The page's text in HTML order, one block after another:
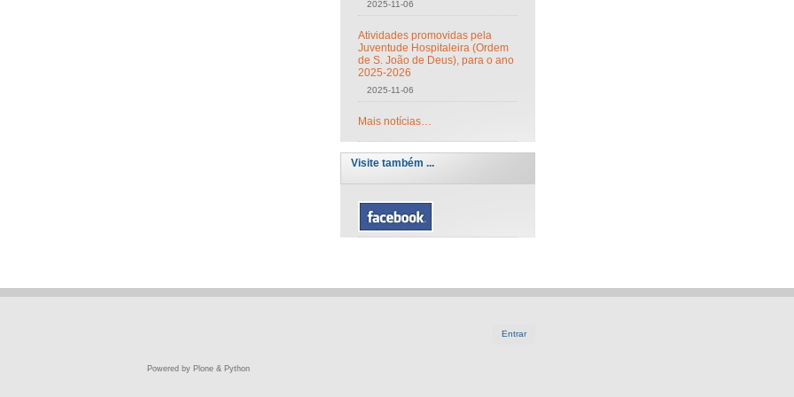
2025-11-06
Atividades promovidas pela
Juventude Hospitaleira (Ordem
de S. João de Deus), para o ano
2025-2026
2025-11-06
Mais notícias…
Visite também ...
Entrar
Powered by Plone & Python